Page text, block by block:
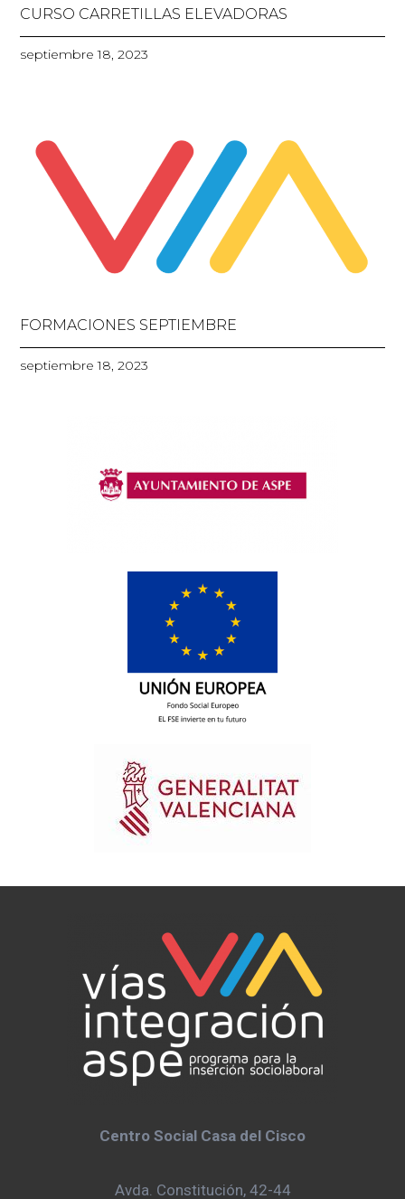
CURSO CARRETILLAS ELEVADORAS
septiembre 18, 2023
FORMACIONES SEPTIEMBRE
septiembre 18, 2023
Centro Social Casa del Cisco
Avda. Constitución, 42-44